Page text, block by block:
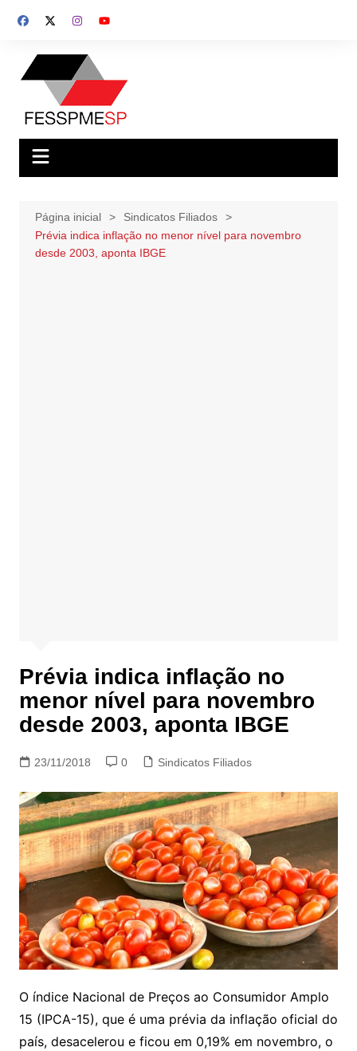
para
conteúdo
Página inicial
Sindicatos Filiados
Prévia indica inflação no menor nível para novembro
desde 2003, aponta IBGE
Prévia indica inflação no
menor nível para novembro
desde 2003, aponta IBGE
23/11/2018 0 Sindicatos Filiados
O índice Nacional de Preços ao Consumidor Amplo
15 (IPCA-15), que é uma prévia da inflação oficial do
país, desacelerou e ficou em 0,19% em novembro, o